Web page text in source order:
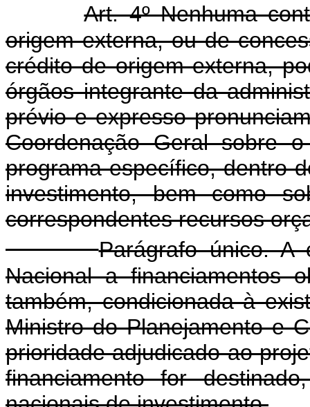
Art. 4º Nenhuma
origem externa, ou de
crédito de origem externa,
órgãos integrante da
prévio e expresso
Coordenação Geral sobre
programa específico, dentro
investimento, bem como
correspondentes recursos
Parágrafo único. A
Nacional a financiamentos
também, condicionada à
Ministro do Planejamento e
prioridade adjudicado ao
financiamento for